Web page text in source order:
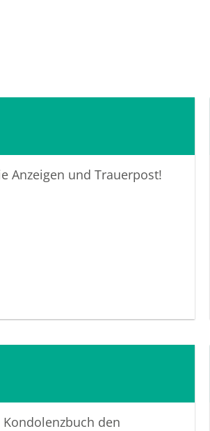
Anzeigen und Trauerpost!
den